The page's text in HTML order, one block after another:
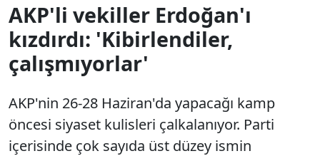
AKP'li vekiller Erdoğan'ı
kızdırdı: 'Kibirlendiler,
çalışmıyorlar'
AKP'nin 26-28 Haziran'da yapacağı kamp
öncesi siyaset kulisleri çalkalanıyor. Parti
içerisinde çok sayıda üst düzey ismin